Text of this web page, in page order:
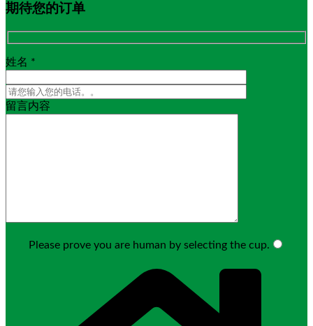
期待您的订单
姓名 *
留言内容
Please prove you are human by selecting the cup.